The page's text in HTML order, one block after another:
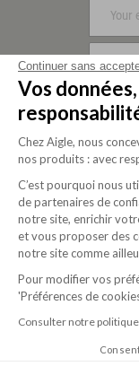
Continuer sans
Vos
Chez Aigle, nous
nos produits : avec
C’est pourquoi nous
de partenaires de
notre site, enrichir
et vous proposer des
notre site comme
Pour modifier vos
'Préférences de
Consulter notre